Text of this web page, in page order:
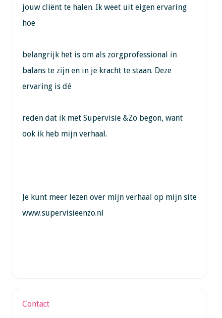
jouw cliënt te halen. Ik weet uit eigen ervaring
hoe
belangrijk het is om als zorgprofessional in
balans te zijn en in je kracht te staan. Deze
ervaring is dé
reden dat ik met Supervisie &Zo begon, want
ook ik heb mijn verhaal.
Je kunt meer lezen over mijn verhaal op mijn site
www.supervisieenzo.nl
Contact